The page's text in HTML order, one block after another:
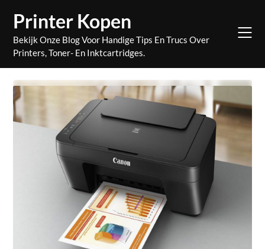
content
Printer Kopen
Bekijk Onze Blog Voor Handige Tips En Trucs Over
Printers, Toner- En Inktcartridges.